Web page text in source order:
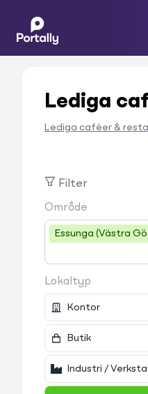
Lediga
Lediga caféer &
Filter
Område
Essunga (Västra
Lokaltyp
Kontor
Butik
Industri /